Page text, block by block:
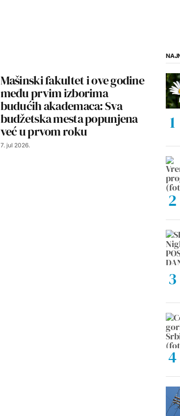
Mašinski fakultet i ove godine
među prvim izborima
budućih akademaca: Sva
budžetska mesta popunjena
već u prvom roku
7. jul 2026.